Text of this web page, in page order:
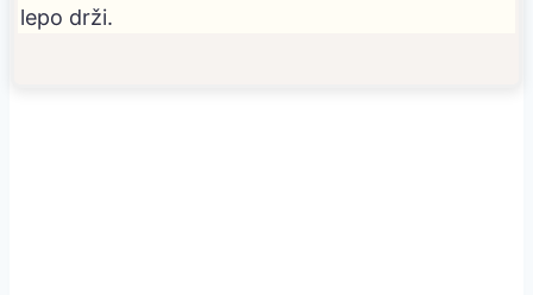
lepo drži.